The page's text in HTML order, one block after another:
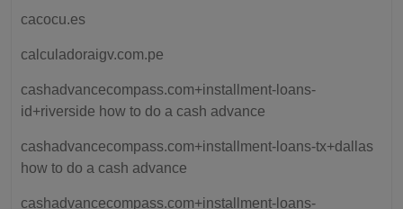
cacocu.es
calculadoraigv.com.pe
cashadvancecompass.com+installment-loans-
id+riverside how to do a cash advance
cashadvancecompass.com+installment-loans-tx+dallas
how to do a cash advance
cashadvancecompass.com+installment-loans-